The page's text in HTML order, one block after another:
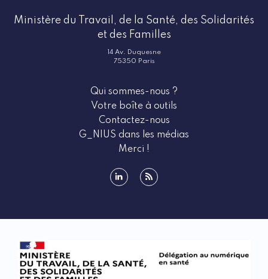
Ministère du Travail, de la Santé, des Solidarités
et des Familles
14 Av. Duquesne
75350 Paris
Qui sommes-nous ?
Votre boîte à outils
Contactez-nous
G_NIUS dans les médias
Merci !